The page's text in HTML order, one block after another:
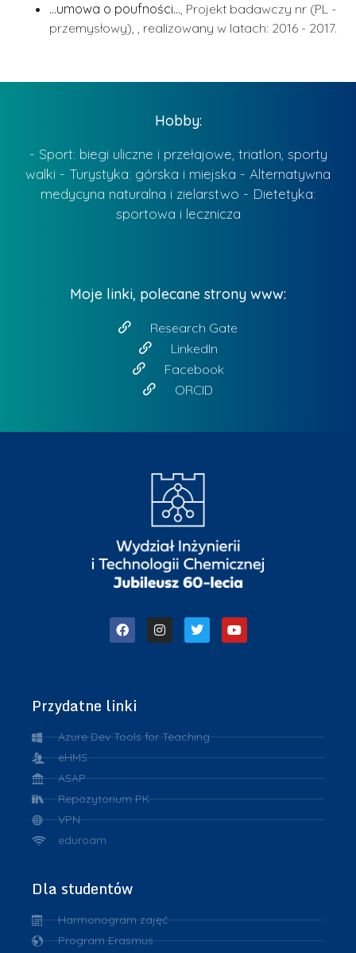
...umowa o poufności..., Projekt badawczy nr (PL -
przemysłowy), , realizowany w latach: 2016 - 2017.
Hobby:
- Sport: biegi uliczne i przełajowe, triatlon, sporty
walki - Turystyka: górska i miejska - Alternatywna
medycyna naturalna i zielarstwo - Dietetyka:
sportowa i lecznicza
Moje linki, polecane strony www:
Research Gate
LinkedIn
Facebook
ORCID
Przydatne linki
Azure Dev Tools for Teaching
eHMS
ASAP
Repozytorium PK
VPN
eduroam
Dla studentów
Harmonogram zajęć
Program Erasmus